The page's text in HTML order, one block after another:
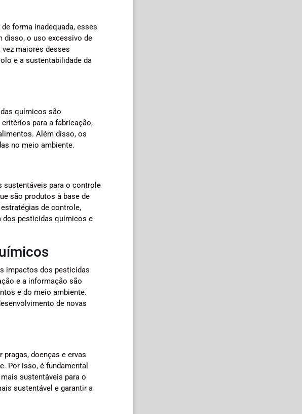
forma inadequada, esses
disso, o uso excessivo de
maiores desses
e a sustentabilidade da
químicos são
para a fabricação,
Além disso, os
no meio ambiente.
sustentáveis para o controle
são produtos à base de
de controle,
dos pesticidas químicos e
impactos dos pesticidas
e a informação são
e do meio ambiente.
de novas
doenças e ervas
Por isso, é fundamental
sustentáveis para o
sustentável e garantir a